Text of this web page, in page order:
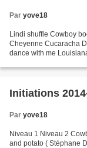
Par yove18
Lindi shuffle Cowboy
Cheyenne Cucaracha
dance with me
Initiations
Par yove18
Niveau 1 Niveau 2
and potato ( Stéphane